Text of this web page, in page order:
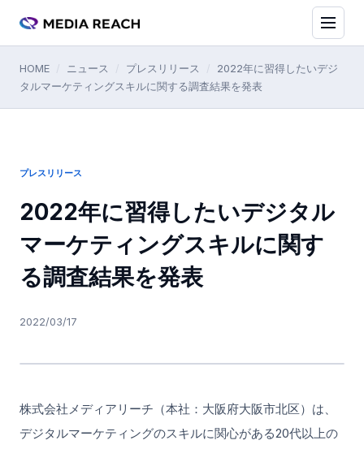
HOME ニュース プレスリリース
2022年に習得したいデジ
タルマーケティングスキルに関する調査結果を発表
プレスリリース
2022年に習得したいデジタル
マーケティングスキルに関す
る調査結果を発表
2022/03/17
株式会社メディアリーチ（本社：大阪府大阪市北区）は、
デジタルマーケティングのスキルに関心がある20代以上の